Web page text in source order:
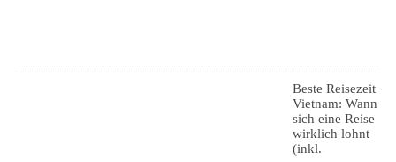
Beste Reisezeit
Vietnam: Wann
sich eine Reise
wirklich lohnt
(inkl.